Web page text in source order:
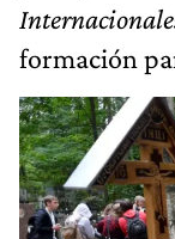
formación